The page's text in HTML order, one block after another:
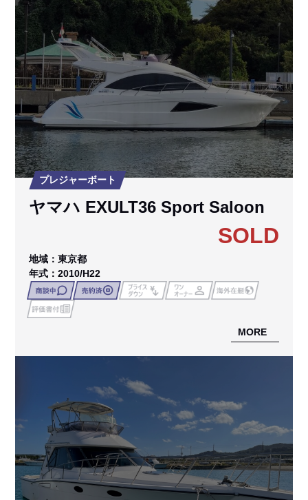
プレジャーボート
ヤマハ EXULT36 Sport Saloon
SOLD
地域：東京都
年式：2010/H22
MORE